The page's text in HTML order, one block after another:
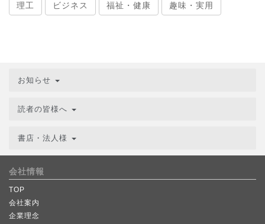
理工 ビジネス 福祉・健康 趣味・実用
お知らせ
読者の皆様へ
書店・法人様
会社情報
TOP
会社案内
企業理念